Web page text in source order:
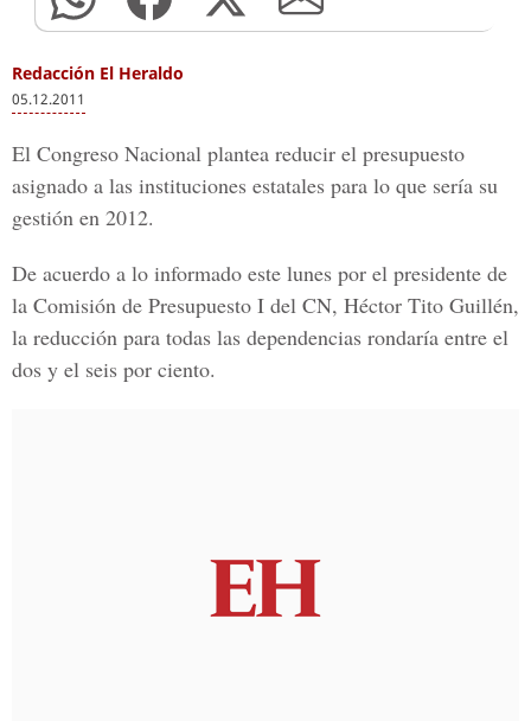
Redacción El Heraldo
05.12.2011
El Congreso Nacional plantea reducir el presupuesto
asignado a las instituciones estatales para lo que sería su
gestión en 2012.
De acuerdo a lo informado este lunes por el presidente de
la Comisión de Presupuesto I del CN, Héctor Tito Guillén,
la reducción para todas las dependencias rondaría entre el
dos y el seis por ciento.